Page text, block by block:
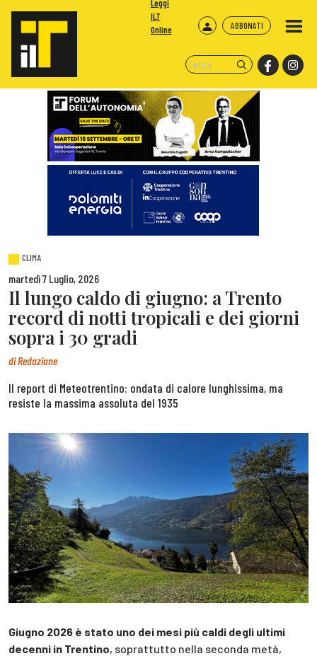
ABBONATI
Leggi
ILT
Online
CLIMA
martedì 7 Luglio, 2026
Il lungo caldo di giugno: a Trento
record di notti tropicali e dei giorni
sopra i 30 gradi
diRedazione
Il report di Meteotrentino: ondata di calore lunghissima, ma
resiste la massima assoluta del 1935
Giugno 2026 è stato uno dei mesi più caldi degli ultimi
decenni in Trentino, soprattutto nella seconda metà,